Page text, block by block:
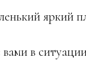
яркий
в